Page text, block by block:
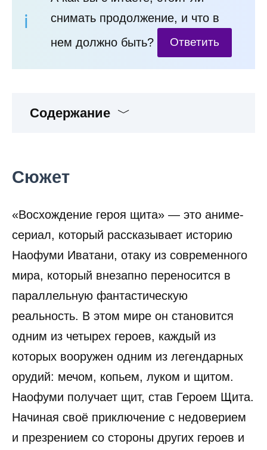
снимать продолжение, и что в
нем должно быть?
Ответить
Содержание
Сюжет
«Восхождение героя щита» — это аниме-
сериал, который рассказывает историю
Наофуми Иватани, отаку из современного
мира, который внезапно переносится в
параллельную фантастическую
реальность. В этом мире он становится
одним из четырех героев, каждый из
которых вооружен одним из легендарных
орудий: мечом, копьем, луком и щитом.
Наофуми получает щит, став Героем Щита.
Начиная своё приключение с недоверием
и презрением со стороны других героев и